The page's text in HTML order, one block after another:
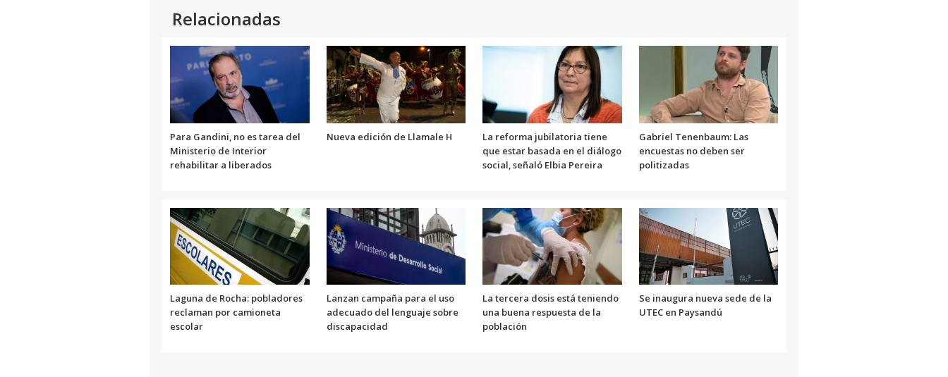
disminuir
el
volumen.
Relacionadas
Para Gandini, no es tarea del
Ministerio de Interior
rehabilitar a liberados
Nueva edición de Llamale H
La reforma jubilatoria tiene
que estar basada en el diálogo
social, señaló Elbia Pereira
Gabriel Tenenbaum: Las
encuestas no deben ser
politizadas
Laguna de Rocha: pobladores
reclaman por camioneta
escolar
Lanzan campaña para el uso
adecuado del lenguaje sobre
discapacidad
La tercera dosis está teniendo
una buena respuesta de la
población
Se inaugura nueva sede de la
UTEC en Paysandú